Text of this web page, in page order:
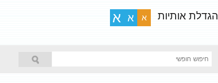
הגדלת אותיות א א א